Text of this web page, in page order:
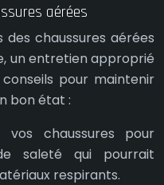
aérées
des chaussures aérées
un entretien approprié
pour maintenir
bon état :
vos chaussures pour
saleté qui pourrait
respirants.